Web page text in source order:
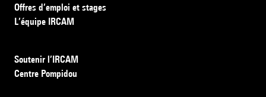
Offres d’emploi et stages
L’équipe IRCAM
Soutenir l’IRCAM
Centre Pompidou